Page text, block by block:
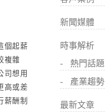
個起薪
複雜
司想用
高或差
薪酬制
新聞媒體
時事解析
熱門話題
產業趨勢
最新文章